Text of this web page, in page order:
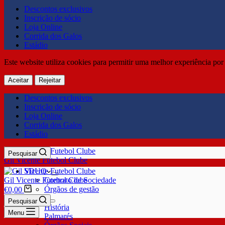
Descontos exclusivos
Inscrição de sócio
Loja Online
Corrida dos Galos
Estádio
Este website utiliza cookies para permitir uma melhor experiência
Aceitar Rejeitar
Descontos exclusivos
Inscrição de sócio
Loja Online
Corrida dos Galos
Estádio
Gil Vicente Futebol Clube
Pesquisar
SDUQ
Contrato de Sociedade
Órgãos de gestão
Clube
História
Palmarés
Gil Vicente Futebol Clube
€0,00
Pesquisar
Menu